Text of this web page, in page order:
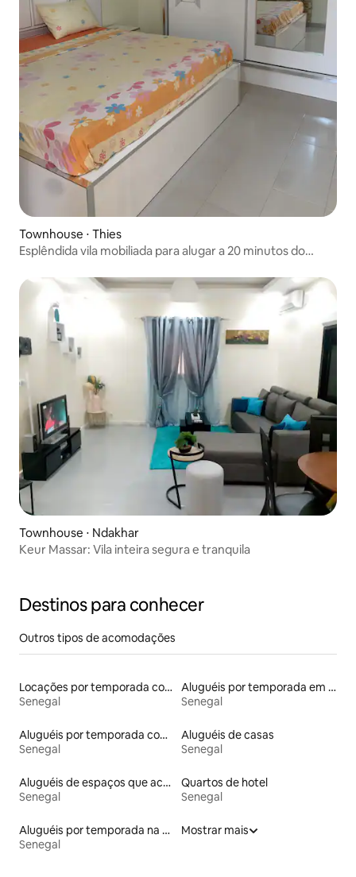
Townhouse ⋅ Thies
Esplêndida vila mobiliada para alugar a 20 minutos do
Townhouse ⋅ Ndakhar
Keur Massar: Vila inteira segura e tranquila
Destinos para conhecer
Outros tipos de acomodações
Locações por temporada com piscina
Senegal
Aluguéis por temporada em hotéis-fazenda
Senegal
Aluguéis por temporada com banheira de hidromassagem
Senegal
Aluguéis de casas
Senegal
Aluguéis de espaços que aceitam animais de estimação
Senegal
Quartos de hotel
Senegal
Aluguéis por temporada na orla
Senegal
Mostrar mais